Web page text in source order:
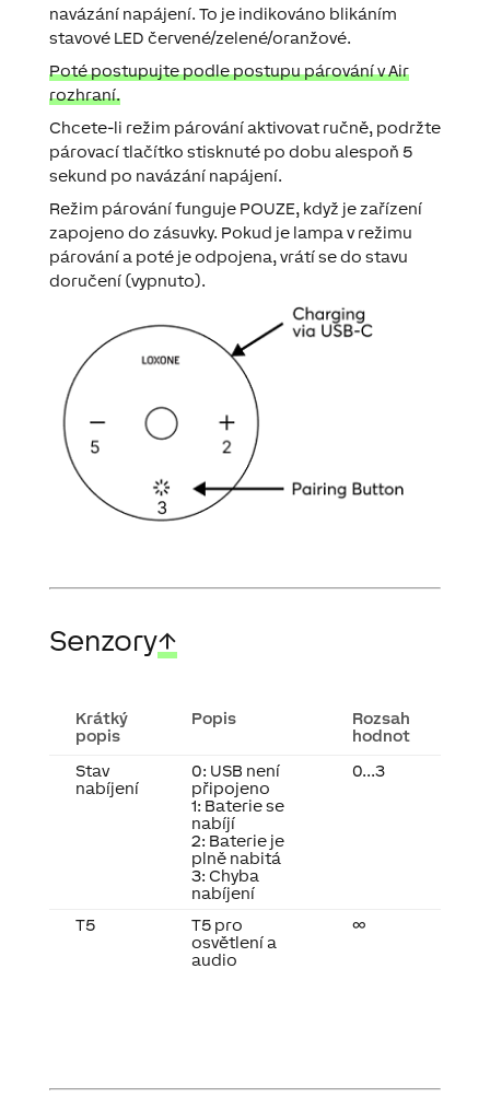
navázání napájení. To je indikováno blikáním
stavové LED červené/zelené/oranžové.
Poté postupujte podle postupu párování v Air
rozhraní.
Chcete-li režim párování aktivovat ručně, podržte
párovací tlačítko stisknuté po dobu alespoň 5
sekund po navázání napájení.
Režim párování funguje POUZE, když je zařízení
zapojeno do zásuvky. Pokud je lampa v režimu
párování a poté je odpojena, vrátí se do stavu
doručení (vypnuto).
Senzory↑
Krátký
popis
Popis
Rozsah
hodnot
Stav
nabíjení
0: USB není
připojeno
1: Baterie se
nabíjí
2: Baterie je
plně nabitá
3: Chyba
nabíjení
0...3
T5
T5 pro
osvětlení a
audio
∞